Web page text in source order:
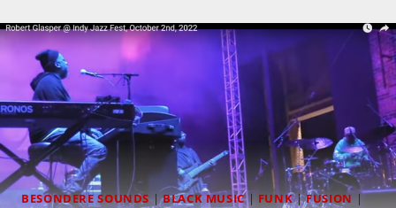
BESONDERE SOUNDS|BLACK MUSIC| FUNK|FUSION |